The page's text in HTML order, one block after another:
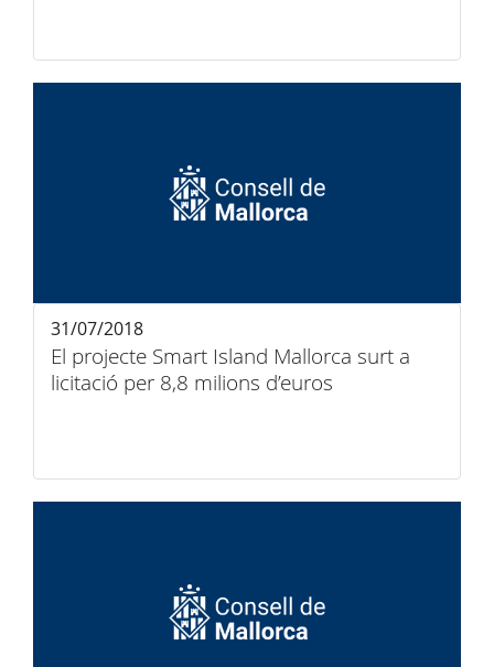
El projecte Smart Island Mallorca surt a
licitació per 8,8 milions d’euros
31/07/2018